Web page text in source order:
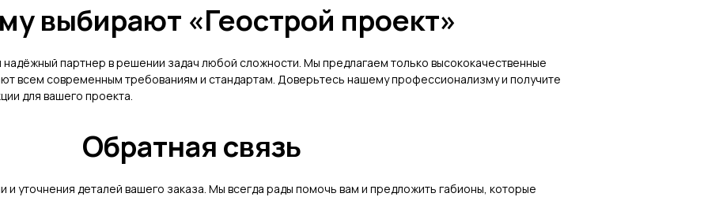
выбирают «Геострой проект»
партнер в решении задач любой сложности. Мы предлагаем только высококачественные
всем современным требованиям и стандартам. Доверьтесь нашему профессионализму и получите
для вашего проекта.
Обратная связь
и уточнения деталей вашего заказа. Мы всегда рады помочь вам и предложить габионы, которые